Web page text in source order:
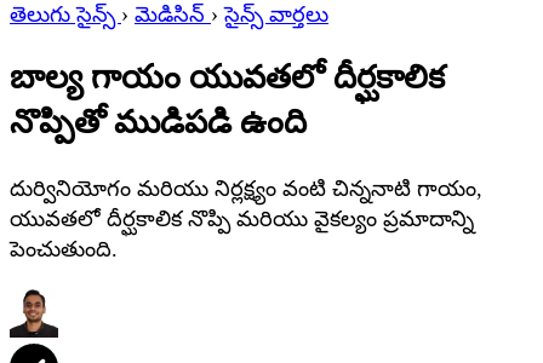
తెలుగు సైన్స్ › మెడిసిన్ › సైన్స్ వార్తలు
బాల్య గాయం యువతలో దీర్ఘకాలిక
నొప్పితో ముడిపడి ఉంది
దుర్వినియోగం మరియు నిర్లక్ష్యం వంటి చిన్ననాటి గాయం,
యువతలో దీర్ఘకాలిక నొప్పి మరియు వైకల్యం ప్రమాదాన్ని
పెంచుతుంది.